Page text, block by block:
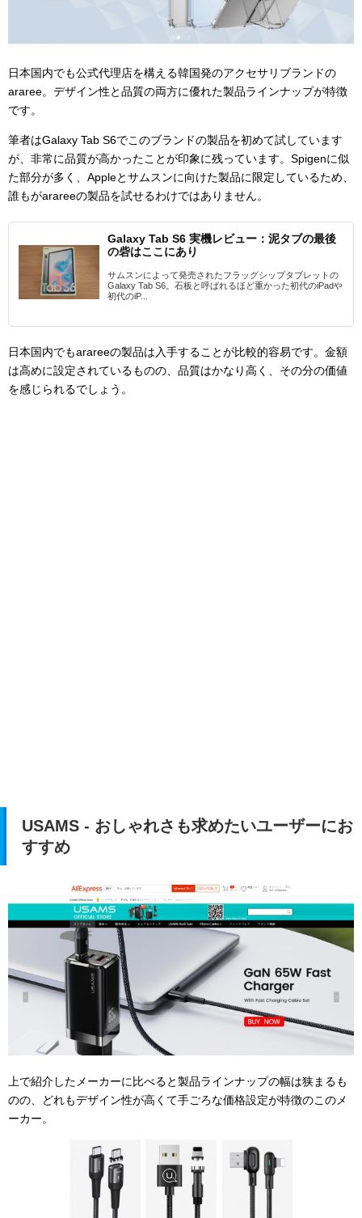
日本国内でも公式代理店を構える韓国発のアクセサリブランドの
araree。デザイン性と品質の両方に優れた製品ラインナップが特徴
です。
筆者はGalaxy Tab S6でこのブランドの製品を初めて試しています
が、非常に品質が高かったことが印象に残っています。Spigenに似
た部分が多く、Appleとサムスンに向けた製品に限定しているため、
誰もがarareeの製品を試せるわけではありません。
Galaxy Tab S6 実機レビュー：泥タブの最後
の砦はここにあり
サムスンによって発売されたフラッグシップタブレットの
Galaxy Tab S6。石板と呼ばれるほど重かった初代のiPadや
初代のiP...
日本国内でもarareeの製品は入手することが比較的容易です。金額
は高めに設定されているものの、品質はかなり高く、その分の価値
を感じられるでしょう。
USAMS - おしゃれさも求めたいユーザーにお
すすめ
上で紹介したメーカーに比べると製品ラインナップの幅は狭まるも
のの、どれもデザイン性が高くて手ごろな価格設定が特徴のこのメ
ーカー。